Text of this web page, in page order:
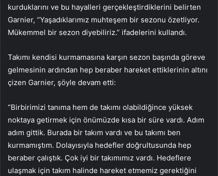
kurduklarını ve bu hayalleri gerçekleştirdiklerini belirten
Garnier, “Yaşadıklarımız muhteşem bir sezonu özetliyor.
Mükemmel bir sezon diyebiliriz.” ifadelerini kullandı.
Takımı kendisi kurmamasına karşın sezon başında göreve
gelmesinin ardından hep beraber hareket ettiklerinin altını
çizen Garnier, şöyle devam etti:
“Birbirimizi tanıma hem de takımı olabildiğince yüksek
noktaya getirmek için önümüzde kısa bir süre vardı. Adım
adım gittik. Burada bir takım vardı ve bu takımı ben
kurmamıştım. Dolayısıyla hedefler doğrultusunda hep
beraber çalıştık. Çok iyi bir takımımız vardı. Hedeflere
ulaşmak için takım halinde hareket etmemiz gerektiğini